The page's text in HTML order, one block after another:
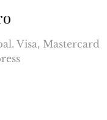
Visa, Mastercard